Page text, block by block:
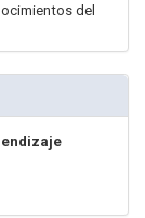
del